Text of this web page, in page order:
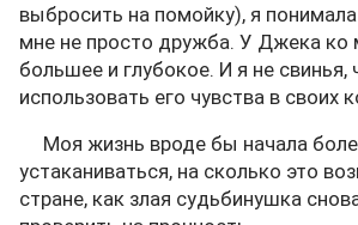
выбросить на помойку), я
мне не просто дружба. У Джека ко
большее и глубокое. И я не свинья,
использовать его чувства в своих
Моя жизнь вроде бы начала
устаканиваться, на сколько это
стране, как злая судьбинушка